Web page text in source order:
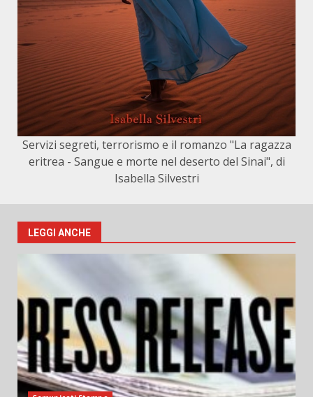
Servizi segreti, terrorismo e il romanzo "La ragazza
eritrea - Sangue e morte nel deserto del Sinai", di
Isabella Silvestri
LEGGI ANCHE